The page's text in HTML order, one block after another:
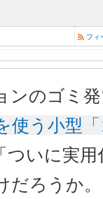
フィ
ンのゴミ
使う小型
ついに実
ろうか。